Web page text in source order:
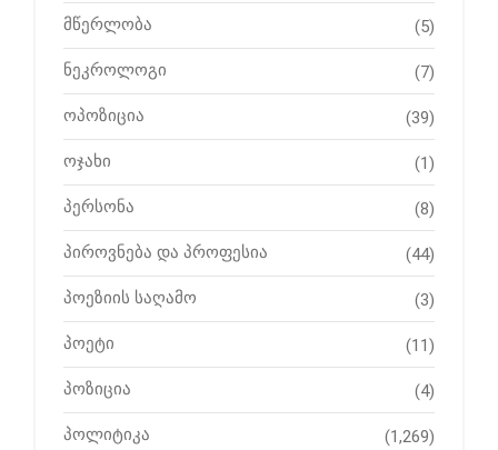
მწერლობა (5)
ნეკროლოგი (7)
ოპოზიცია (39)
ოჯახი (1)
პერსონა (8)
პიროვნება და პროფესია (44)
პოეზიის საღამო (3)
პოეტი (11)
პოზიცია (4)
პოლიტიკა (1,269)